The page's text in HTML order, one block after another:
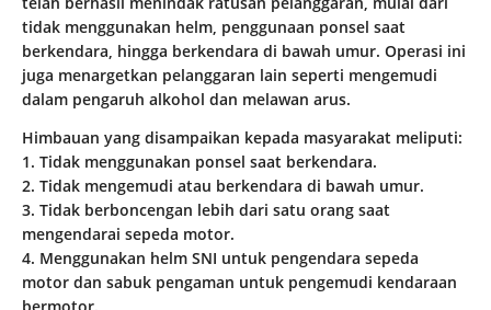
tidak menggunakan helm, penggunaan ponsel saat
berkendara, hingga berkendara di bawah umur. Operasi ini
juga menargetkan pelanggaran lain seperti mengemudi
dalam pengaruh alkohol dan melawan arus.
Himbauan yang disampaikan kepada masyarakat meliputi:
1. Tidak menggunakan ponsel saat berkendara.
2. Tidak mengemudi atau berkendara di bawah umur.
3. Tidak berboncengan lebih dari satu orang saat
mengendarai sepeda motor.
4. Menggunakan helm SNI untuk pengendara sepeda
motor dan sabuk pengaman untuk pengemudi kendaraan